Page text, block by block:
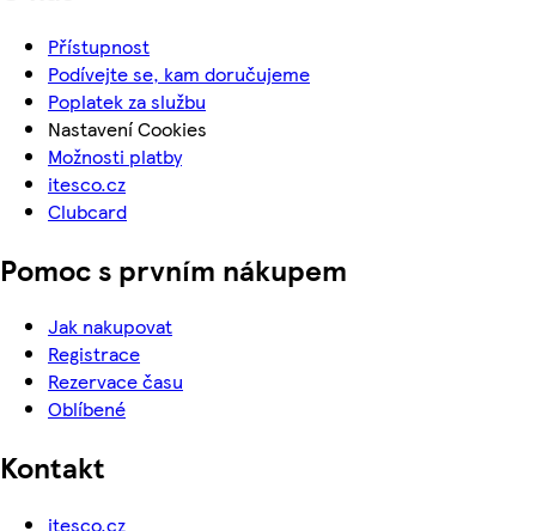
Přístupnost
Podívejte se, kam doručujeme
Poplatek za službu
Nastavení Cookies
Možnosti platby
itesco.cz
Clubcard
Pomoc s prvním nákupem
Jak nakupovat
Registrace
Rezervace času
Oblíbené
Kontakt
itesco.cz